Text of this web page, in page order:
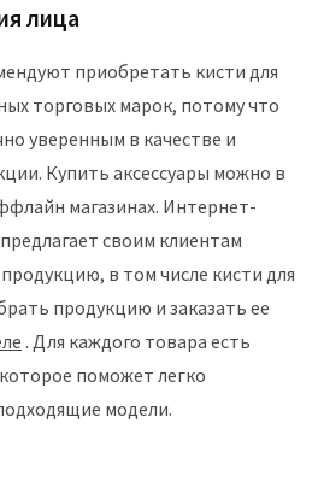
лица
приобретать кисти для
торговых марок, потому что
уверенным в качестве и
Купить аксессуары можно в
магазинах. Интернет-
своим клиентам
в том числе кисти для
продукцию и заказать ее
. Для каждого товара есть
поможет легко
модели.